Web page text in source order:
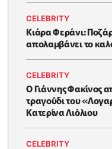
CELEBRITY
Κιάρα Φεράνι:
απολαμβάνει το
CELEBRITY
Ο Γιάννης Φακίνος
τραγούδι του
Κατερίνα Λιόλιου
CELEBRITY